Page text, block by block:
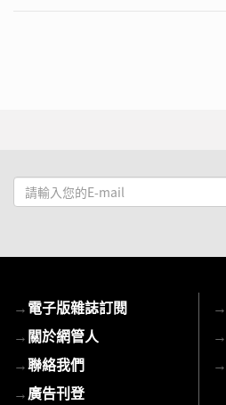
請
輸
mail
→電子版雜誌訂閱
→關於網管人
→聯絡我們
→廣告刊登
→
→
→